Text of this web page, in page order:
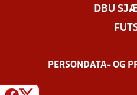
DBU
PERSONDATA- OG